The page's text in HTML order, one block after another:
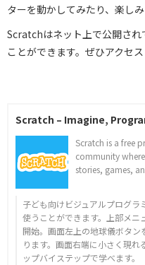
ターを動かしてみたり、楽し
Scratchはネット上で公開され
ことができます。ぜひアクセ
Scratch – Imagine,
Scratch is a free
community
stories, games,
子ども向けビジュアルプログラ
使うことができます。上部メニ
開始。画面左上の地球儀ボタ
ります。画面右端に小さく現
ップバイステップで学べます。